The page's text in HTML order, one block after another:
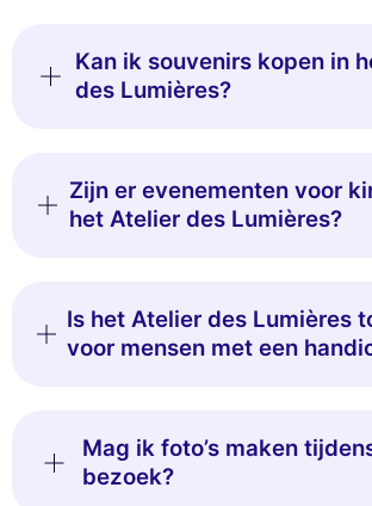
Kan ik souvenirs kopen in
des Lumières?
Zijn er evenementen voor
het Atelier des Lumières?
Is het Atelier des Lumières
voor mensen met een
Mag ik foto’s maken
bezoek?